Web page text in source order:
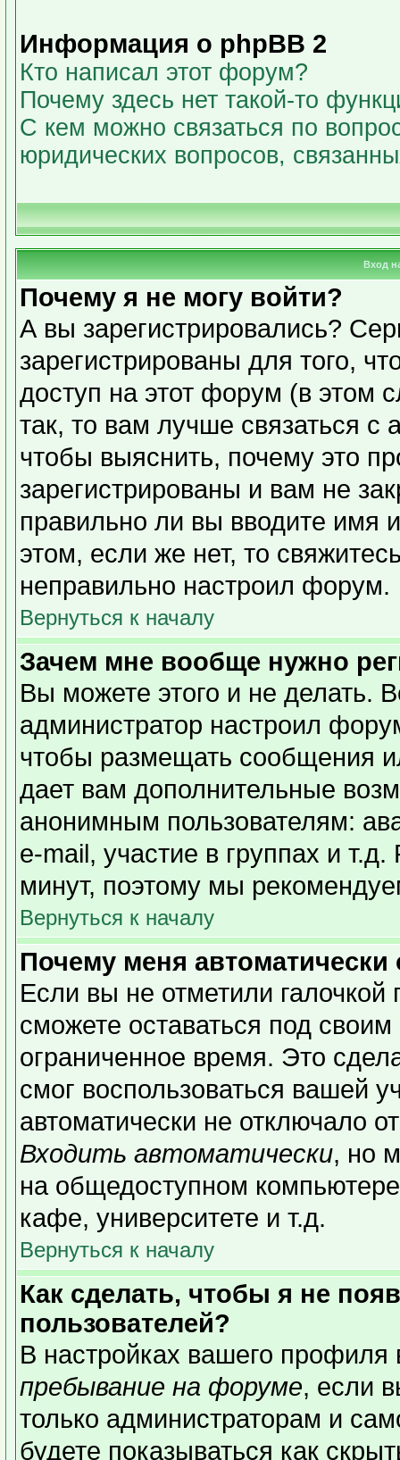
Информация о phpBB 2
Кто написал этот форум?
Почему здесь нет такой-то
С кем можно связаться по
юридических вопросов,
Вход
Почему я не могу войти?
А вы зарегистрировались?
зарегистрированы для того,
доступ на этот форум (в этом
так, то вам лучше связаться
чтобы выяснить, почему это
зарегистрированы и вам не
правильно ли вы вводите
этом, если же нет, то
неправильно настроил форум.
Вернуться к началу
Зачем мне вообще нужно
Вы можете этого и не делать.
администратор настроил
чтобы размещать сообщения
дает вам дополнительные
анонимным пользователям:
e-mail, участие в группах и
минут, поэтому мы
Вернуться к началу
Почему меня автоматически
Если вы не отметили галочкой
сможете оставаться под
ограниченное время. Это
смог воспользоваться вашей
автоматически не отключало
Входить автоматически, но
на общедоступном
кафе, университете и т.д.
Вернуться к началу
Как сделать, чтобы я не
пользователей?
В настройках вашего
пребывание на форуме, если
только администраторам и
будете показываться как